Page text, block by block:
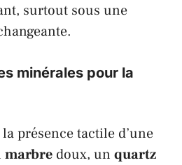
surtout sous une
minérales pour la
présence tactile d’une
marbre doux, un quartz